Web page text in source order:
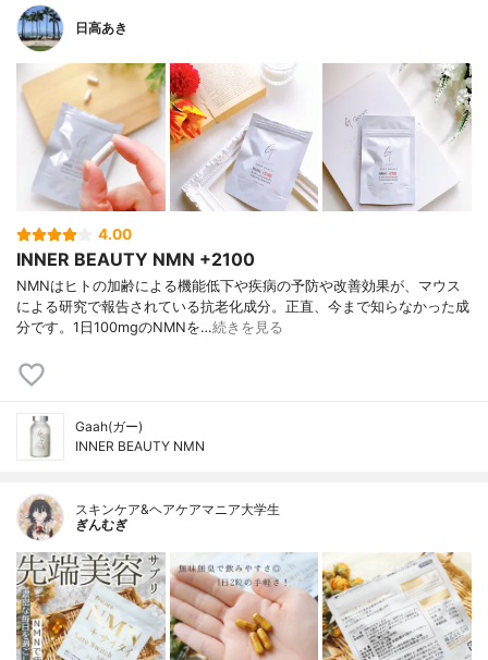
日高あき
4.00
INNER BEAUTY NMN +2100
NMNはヒトの加齢による機能低下や疾病の予防や改善効果が、マウス
による研究で報告されている抗老化成分。正直、今まで知らなかった成
分です。1日100mgのNMNを…続きを見る
Gaah(ガー)
INNER BEAUTY NMN
スキンケア&ヘアケアマニア大学生
ぎんむぎ